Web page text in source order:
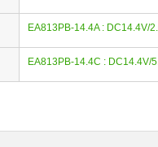
EA813PB-14.4A : DC14.4V/
EA813PB-14.4C : DC14.4V/